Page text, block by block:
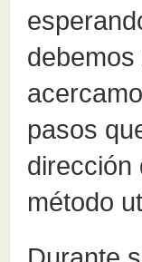
pasos
dirección
método